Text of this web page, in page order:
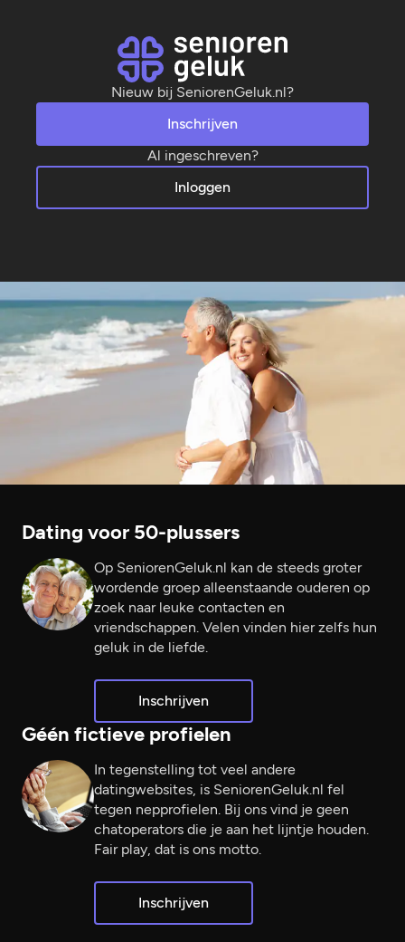
Nieuw bij SeniorenGeluk.nl?
Inschrijven
Al ingeschreven?
Inloggen
Dating voor 50-plussers
Op SeniorenGeluk.nl kan de steeds groter
wordende groep alleenstaande ouderen op
zoek naar leuke contacten en
vriendschappen. Velen vinden hier zelfs hun
geluk in de liefde.
Inschrijven
Géén fictieve profielen
In tegenstelling tot veel andere
datingwebsites, is SeniorenGeluk.nl fel
tegen nepprofielen. Bij ons vind je geen
chatoperators die je aan het lijntje houden.
Fair play, dat is ons motto.
Inschrijven